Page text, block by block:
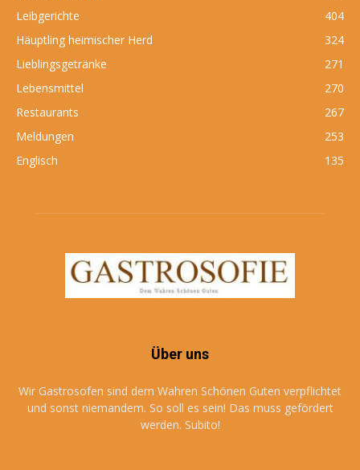
Leibgerichte
404
Häuptling heimischer Herd
324
Lieblingsgetränke
271
Lebensmittel
270
Restaurants
267
Meldungen
253
Englisch
135
Über uns
Wir Gastrosofen sind dem Wahren Schönen Guten verpflichtet
und sonst niemandem. So soll es sein! Das muss gefördert
werden. Subito!